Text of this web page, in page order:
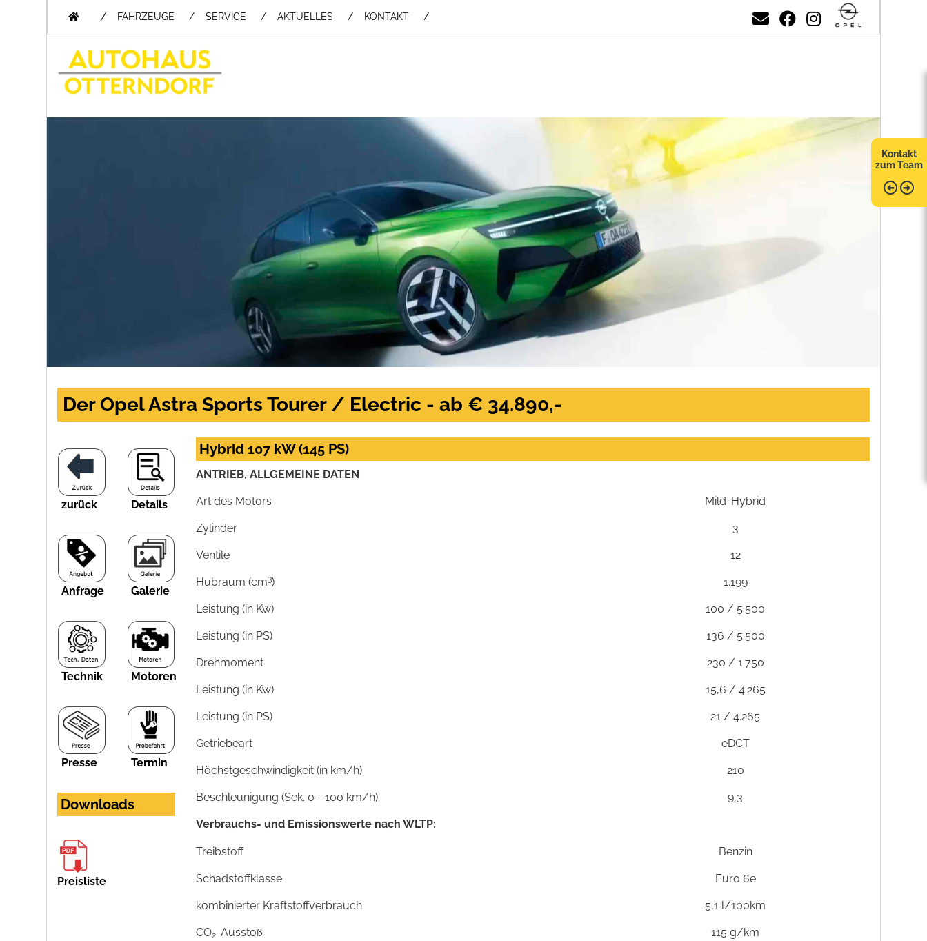
/ FAHRZEUGE SERVICE AKTUELLES KONTAKT
Kontakt
zum Team
Der Opel Astra Sports Tourer / Electric - ab € 34.890,-
zurück Details
Anfrage Galerie
Technik Motoren
Presse Termin
Downloads
Preisliste
Hybrid 107 kW (145 PS)
ANTRIEB, ALLGEMEINE DATEN
Art des Motors Mild-Hybrid
Zylinder 3
Ventile 12
Hubraum (cm3) 1.199
Leistung (in Kw) 100 / 5.500
Leistung (in PS) 136 / 5.500
Drehmoment 230 / 1.750
Leistung (in Kw) 15,6 / 4.265
Leistung (in PS) 21 / 4.265
Getriebeart eDCT
Höchstgeschwindigkeit (in km/h) 210
Beschleunigung (Sek. 0 - 100 km/h) 9,3
Verbrauchs- und Emissionswerte nach WLTP:
Treibstoff Benzin
Schadstoffklasse Euro 6e
kombinierter Kraftstoffverbrauch 5,1 l/100km
CO2-Ausstoß 115 g/km